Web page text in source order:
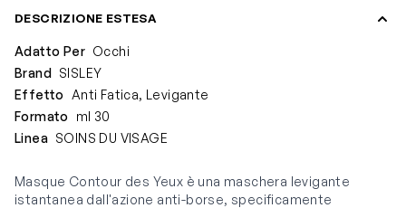
DESCRIZIONE ESTESA
Adatto Per Occhi
Brand SISLEY
Effetto Anti Fatica, Levigante
Formato
ml 30
Linea SOINS DU VISAGE
Masque Contour des Yeux è una maschera levigante
istantanea dall'azione anti-borse, specificamente